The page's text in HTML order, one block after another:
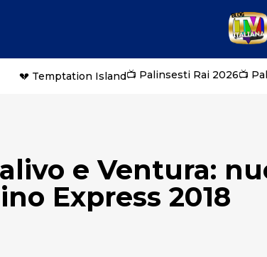
💔 Temptation Island📺 Palinsesti Rai 2026📺
e Ventura:
Express 2018